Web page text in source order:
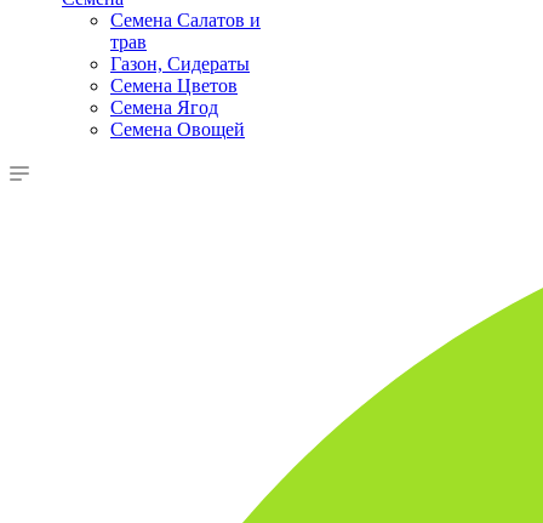
Семена Салатов и
трав
Газон, Сидераты
Семена Цветов
Семена Ягод
Семена Овощей